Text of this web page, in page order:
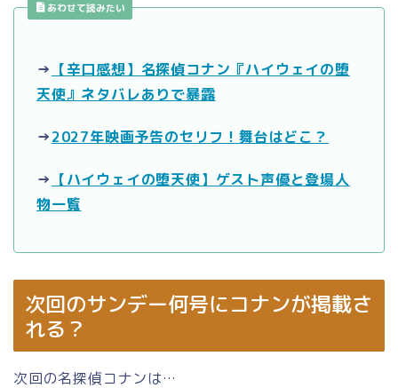
あわせて読みたい
→ 【辛口感想】名探偵コナン『ハイウェイの堕
天使』ネタバレありで暴露
→2027年映画予告のセリフ！舞台はどこ？
→ 【ハイウェイの堕天使】ゲスト声優と登場人
物一覧
次回のサンデー何号にコナンが掲載さ
れる？
次回の名探偵コナンは…